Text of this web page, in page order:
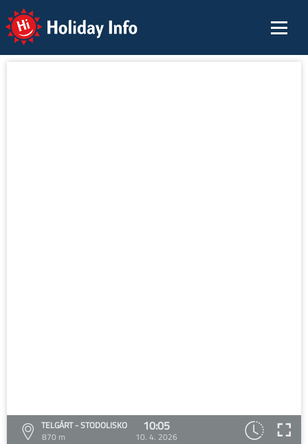
Holiday Info
TELGÁRT - STODOLISKO
870 m
10:05
10. 4. 2026